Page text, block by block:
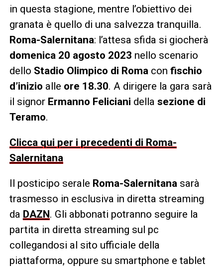
in questa stagione, mentre l’obiettivo dei
granata è quello di una salvezza tranquilla.
Roma-Salernitana: l’attesa sfida si giocherà
domenica 20 agosto 2023 nello scenario
dello Stadio Olimpico di Roma con fischio
d’inizio alle ore 18.30. A dirigere la gara sarà
il signor Ermanno Feliciani della sezione di
Teramo.
Clicca qui per i precedenti di Roma-
Salernitana
Il posticipo serale Roma-Salernitana sarà
trasmesso in esclusiva in diretta streaming
da DAZN. Gli abbonati potranno seguire la
partita in diretta streaming sul pc
collegandosi al sito ufficiale della
piattaforma, oppure su smartphone e tablet